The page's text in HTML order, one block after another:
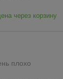
через корзину
плохо